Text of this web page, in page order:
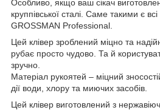
Особливо, якщо ваш сікач
круппівської сталі. Саме такими є всі
GROSSMAN Professional.
Цей клівер зроблений міцно та
рубає просто чудово. Та й
зручно.
Матеріал рукоятей – міцний
дії води, хлору та миючих засобів.
Цей клівер виготовлений з